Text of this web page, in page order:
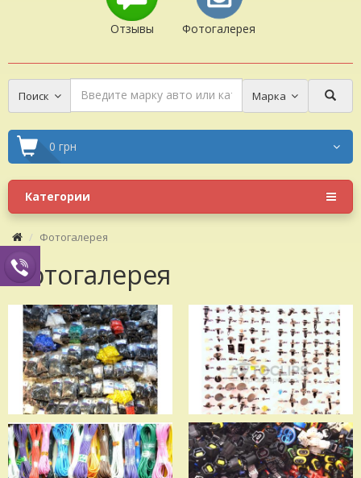
Отзывы Фотогалерея
Поиск Марка
0 грн
Категории
Фотогалерея
Фотогалерея
Пистоны "SHEMI" Пистоны серии "C"